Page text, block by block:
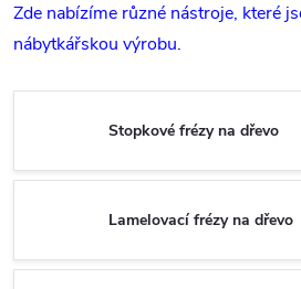
Zde nabízíme různé nástroje, které
nábytkářskou výrobu.
Stopkové frézy na dřevo
Lamelovací frézy na dřevo